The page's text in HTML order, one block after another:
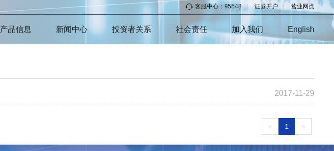
客服中心：95548 | 证券开户 营业网点
产品信息 新闻中心 投资者关系 社会责任 加入我们 English
2017-11-29
« 1 »